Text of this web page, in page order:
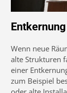
Wenn neue
alte Strukturen
einer
zum Beispiel